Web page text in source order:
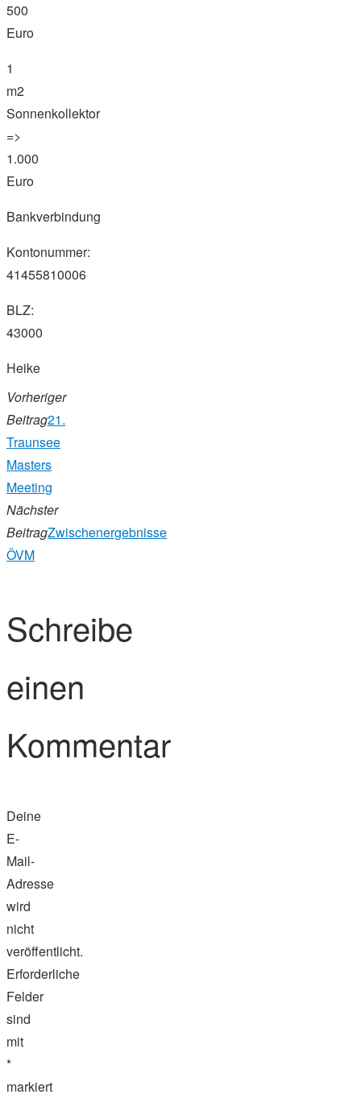
500
Euro
1
m2
Sonnenkollektor
=>
1.000
Euro
Bankverbindung
Kontonummer:
41455810006
BLZ:
43000
Heike
Vorheriger
Beitrag21.
Traunsee
Masters
Meeting
Nächster
BeitragZwischenergebnisse
ÖVM
Schreibe
einen
Kommentar
Deine
E-
Mail-
Adresse
wird
nicht
veröffentlicht.
Erforderliche
Felder
sind
mit
*
markiert